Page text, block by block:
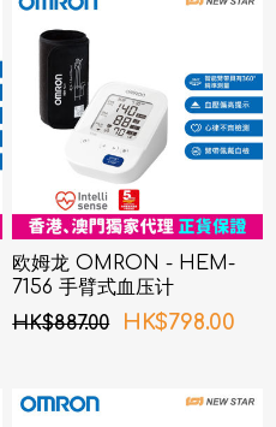
欧姆龙 OMRON - HEM-
7156 手臂式血压计
HK$887.00
HK$798.00